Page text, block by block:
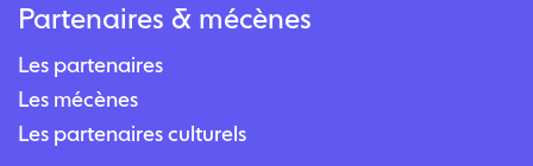
Partenaires & mécènes
Les partenaires
Les mécènes
Les partenaires culturels